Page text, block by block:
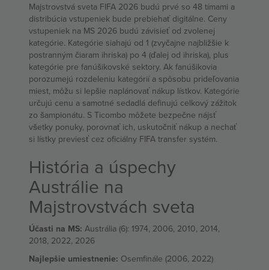
Majstrovstvá sveta FIFA 2026 budú prvé so 48 tímami a
distribúcia vstupeniek bude prebiehať digitálne. Ceny
vstupeniek na MS 2026 budú závisieť od zvolenej
kategórie. Kategórie siahajú od 1 (zvyčajne najbližšie k
postranným čiaram ihriska) po 4 (ďalej od ihriska), plus
kategórie pre fanúšikovské sektory. Ak fanúšikovia
porozumejú rozdeleniu kategórií a spôsobu prideľovania
miest, môžu si lepšie naplánovať nákup lístkov. Kategórie
určujú cenu a samotné sedadlá definujú celkový zážitok
zo šampionátu. S Ticombo môžete bezpečne nájsť
všetky ponuky, porovnať ich, uskutočniť nákup a nechať
si lístky previesť cez oficiálny FIFA transfer systém.
História a úspechy
Austrálie na
Majstrovstvách sveta
Účasti na MS: Austrália (6): 1974, 2006, 2010, 2014,
2018, 2022, 2026
Najlepšie umiestnenie: Osemfinále (2006, 2022)